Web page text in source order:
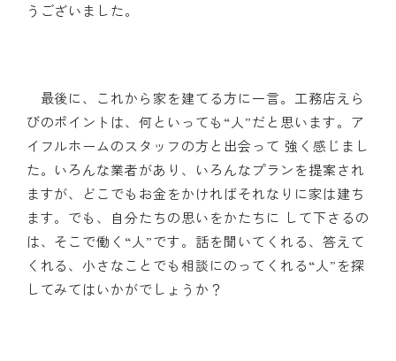
うございました。
最後に、これから家を建てる方に一言。工務店えら
びのポイントは、何といっても“人”だと思います。ア
イフルホームのスタッフの方と出会って 強く感じまし
た。いろんな業者があり、いろんなプランを提案され
ますが、どこでもお金をかければそれなりに家は建ち
ます。でも、自分たちの思いをかたちに して下さるの
は、そこで働く“人”です。話を聞いてくれる、答えて
くれる、小さなことでも相談にのってくれる“人”を探
してみてはいかがでしょうか？